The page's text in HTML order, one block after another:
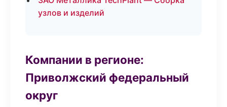
узлов и изделий
Компании в регионе:
Приволжский федеральный
округ